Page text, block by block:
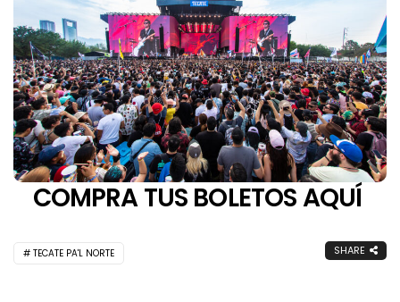
COMPRA TUS BOLETOS AQUÍ
TECATE PA'L NORTE SHARE